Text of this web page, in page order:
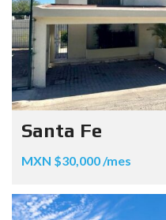
Santa Fe
MXN $30,000 /mes